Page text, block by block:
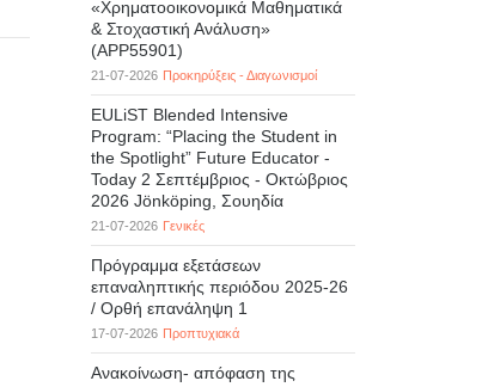
«Χρηματοοικονομικά Μαθηματικά
& Στοχαστική Ανάλυση»
(APP55901)
21-07-2026 Προκηρύξεις - Διαγωνισμοί
EULiST Blended Intensive
Program: “Placing the Student in
the Spotlight” Future Educator -
Today 2 Σεπτέμβριος - Οκτώβριος
2026 Jönköping, Σουηδία
21-07-2026 Γενικές
Πρόγραμμα εξετάσεων
επαναληπτικής περιόδου 2025-26
/ Ορθή επανάληψη 1
17-07-2026 Προπτυχιακά
Ανακοίνωση- απόφαση της